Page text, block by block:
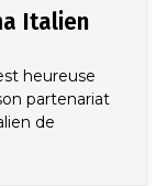
Italien
heureuse
partenariat
de